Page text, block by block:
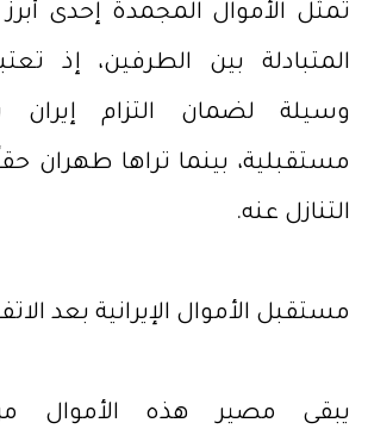
تمثل الأموال المجمدة إحدى
المتبادلة بين الطرفين، إذ
وسيلة لضمان التزام إيران
مستقبلية، بينما تراها طهران
التنازل عنه.
مستقبل الأموال الإيرانية بعد
يبقى مصير هذه الأموال